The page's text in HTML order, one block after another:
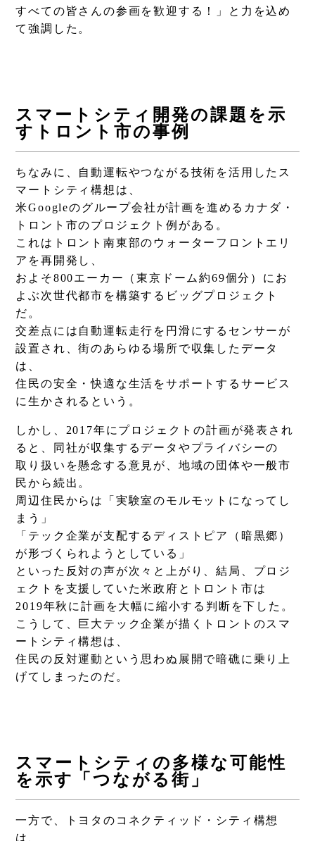
すべての皆さんの参画を歓迎する！」と力を込め
て強調した。
スマートシティ開発の課題を示
すトロント市の事例
ちなみに、自動運転やつながる技術を活用したス
マートシティ構想は、
米Googleのグループ会社が計画を進めるカナダ・
トロント市のプロジェクト例がある。
これはトロント南東部のウォーターフロントエリ
アを再開発し、
およそ800エーカー（東京ドーム約69個分）にお
よぶ次世代都市を構築するビッグプロジェクト
だ。
交差点には自動運転走行を円滑にするセンサーが
設置され、街のあらゆる場所で収集したデータ
は、
住民の安全・快適な生活をサポートするサービス
に生かされるという。
しかし、2017年にプロジェクトの計画が発表され
ると、同社が収集するデータやプライバシーの
取り扱いを懸念する意見が、地域の団体や一般市
民から続出。
周辺住民からは「実験室のモルモットになってし
まう」
「テック企業が支配するディストピア（暗黒郷）
が形づくられようとしている」
といった反対の声が次々と上がり、結局、プロジ
ェクトを支援していた米政府とトロント市は
2019年秋に計画を大幅に縮小する判断を下した。
こうして、巨大テック企業が描くトロントのスマ
ートシティ構想は、
住民の反対運動という思わぬ展開で暗礁に乗り上
げてしまったのだ。
スマートシティの多様な可能性
を示す「つながる街」
一方で、トヨタのコネクティッド・シティ構想
は、